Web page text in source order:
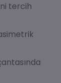
tercih